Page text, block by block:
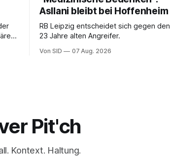
in
Asllani bleibt bei Hoffenheim
RB Leipzig entscheidet sich gegen den
23 Jahre alten Angreifer.
Von SID 07 Aug. 2026
Pit'ch
Kontext. Haltung.